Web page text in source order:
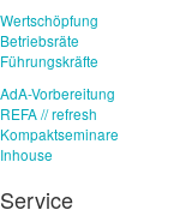
Wertschöpfung
Betriebsräte
Führungskräfte
AdA-Vorbereitung
REFA // refresh
Kompaktseminare
Inhouse
Service